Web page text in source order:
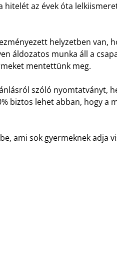
hitelét az évek óta
helyzetben van,
áldozatos munka áll a
mentettünk meg.
szóló nyomtatványt,
biztos lehet abban, hogy a
ami sok gyermeknek adja